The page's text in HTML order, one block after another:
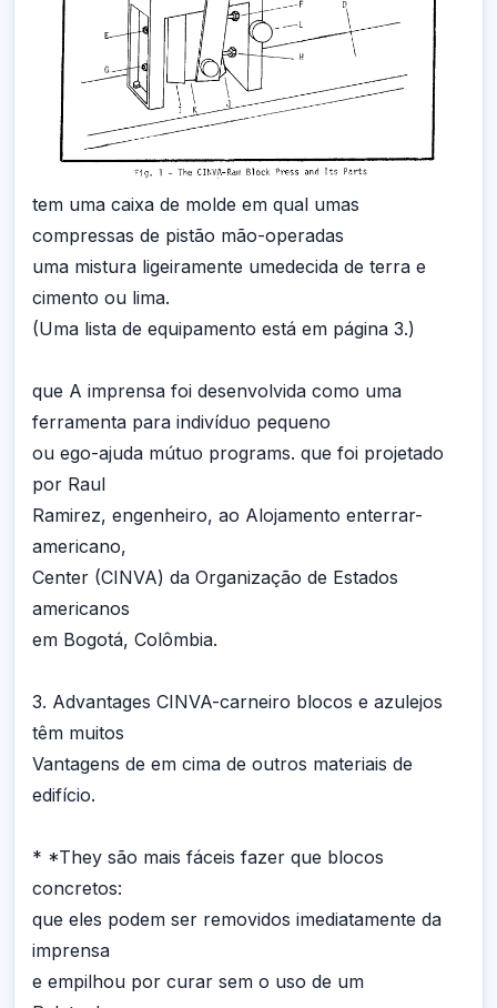
tem uma caixa de molde em qual umas
compressas de pistão mão-operadas
uma mistura ligeiramente umedecida de terra e
cimento ou lima.
(Uma lista de equipamento está em página 3.)
que A imprensa foi desenvolvida como uma
ferramenta para indivíduo pequeno
ou ego-ajuda mútuo programs. que foi projetado
por Raul
Ramirez, engenheiro, ao Alojamento enterrar-
americano,
Center (CINVA) da Organização de Estados
americanos
em Bogotá, Colômbia.
3. Advantages CINVA-carneiro blocos e azulejos
têm muitos
Vantagens de em cima de outros materiais de
edifício.
* *They são mais fáceis fazer que blocos
concretos:
que eles podem ser removidos imediatamente da
imprensa
e empilhou por curar sem o uso de um